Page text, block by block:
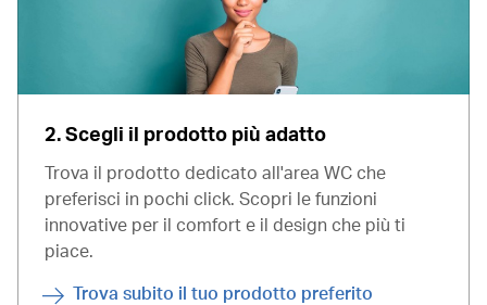
2. Scegli il prodotto più adatto
Trova il prodotto dedicato all'area WC che
preferisci in pochi click. Scopri le funzioni
innovative per il comfort e il design che più ti
piace.
Trova subito il tuo prodotto preferito